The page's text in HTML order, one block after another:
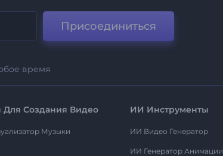
Присоединиться
время
Для Создания Видео
Музыки
ИИ Инструменты
ИИ Видео Генератор
ИИ Генератор Анимации